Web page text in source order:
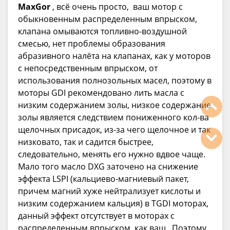
MaxGor , всё очень просто, ваш мотор с
обыкновенным распределенным впрыском,
клапана омываются топливно-воздушной
смесью, нет проблемы образования
абразивного налёта на клапанах, как у моторов
с непосредственным впрыском, от
использования полнозольных масел, поэтому в
моторы GDI рекомендовано лить масла с
низким содержанием золы, низкое содержание
золы является следствием пониженного кол-ва
щелочных присадок, из-за чего щелочное и так
низковато, так и садится быстрее,
следовательно, менять его нужно вдвое чаще.
Мало того масло DXG заточено на снижение
эффекта LSPI (кальциево-магниевый пакет,
причем магний хуже нейтрализует кислоты и
низким содержанием кальция) в TGDI моторах,
данный эффект отсутствует в моторах с